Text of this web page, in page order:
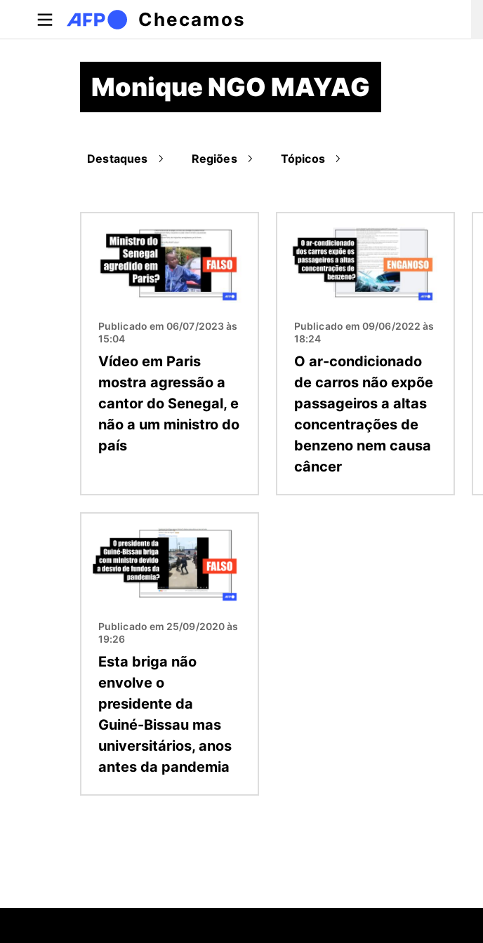
Pular para o conteúdo principal
Checamos
Monique NGO MAYAG
Destaques Regiões Tópicos
Publicado em 06/07/2023 às
15:04
Vídeo em Paris
mostra agressão a
cantor do Senegal, e
não a um ministro do
país
Publicado em 09/06/2022 às
18:24
O ar-condicionado
de carros não expõe
passageiros a altas
concentrações de
benzeno nem causa
câncer
Publicado em 25/09/2020 às
19:26
Esta briga não
envolve o
presidente da
Guiné-Bissau mas
universitários, anos
antes da pandemia